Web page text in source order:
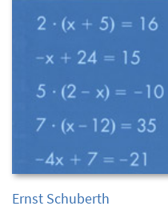
Ernst Schuberth